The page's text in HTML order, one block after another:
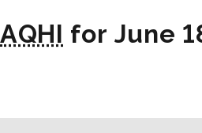
AQHI for June